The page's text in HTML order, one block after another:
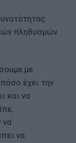
πληθυσμών
με
έχει την
και να
να
να